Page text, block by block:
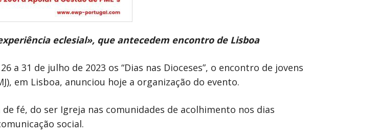
eclesial», que antecedem encontro de Lisboa
a 31 de julho de 2023 os “Dias nas Dioceses”, o encontro de jovens
em Lisboa, anunciou hoje a organização do evento.
fé, do ser Igreja nas comunidades de acolhimento nos dias
social.